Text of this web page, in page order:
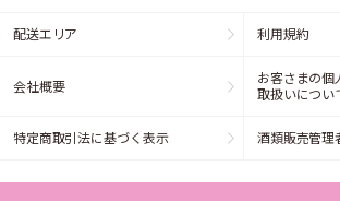
配送エリア 利用規約
会社概要
お客さまの個
取扱いについ
特定商取引法に基づく表示 酒類販売管理